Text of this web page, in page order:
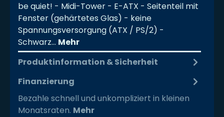
be quiet! - Midi-Tower - E-ATX - Seitenteil mit
Fenster (gehärtetes Glas) - keine
Spannungsversorgung (ATX / PS/2) -
Schwarz… Mehr
Produktinformation & Sicherheit
Finanzierung
Bezahle schnell und unkompliziert in kleinen
Monatsraten. Mehr